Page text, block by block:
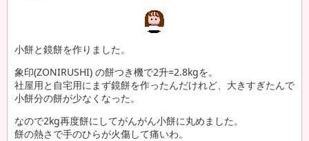
小餅と鏡餅を作りました。
象印(ZONIRUSHI) の餅つき機で2升=2.8kgを。
社屋用と自宅用にまず鏡餅を作ったんだけれど、大きすぎたんで
小餅分の餅が少なくなった。
なので2kg再度餅にしてがんがん小餅に丸めました。
餅の熱さで手のひらが火傷して痛いわ。